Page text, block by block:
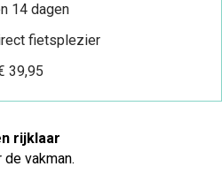
14 dagen
fietsplezier
39,95
rijklaar
vakman.